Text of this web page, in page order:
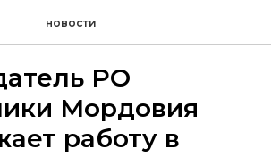
новости
РО
Мордовия
работу в